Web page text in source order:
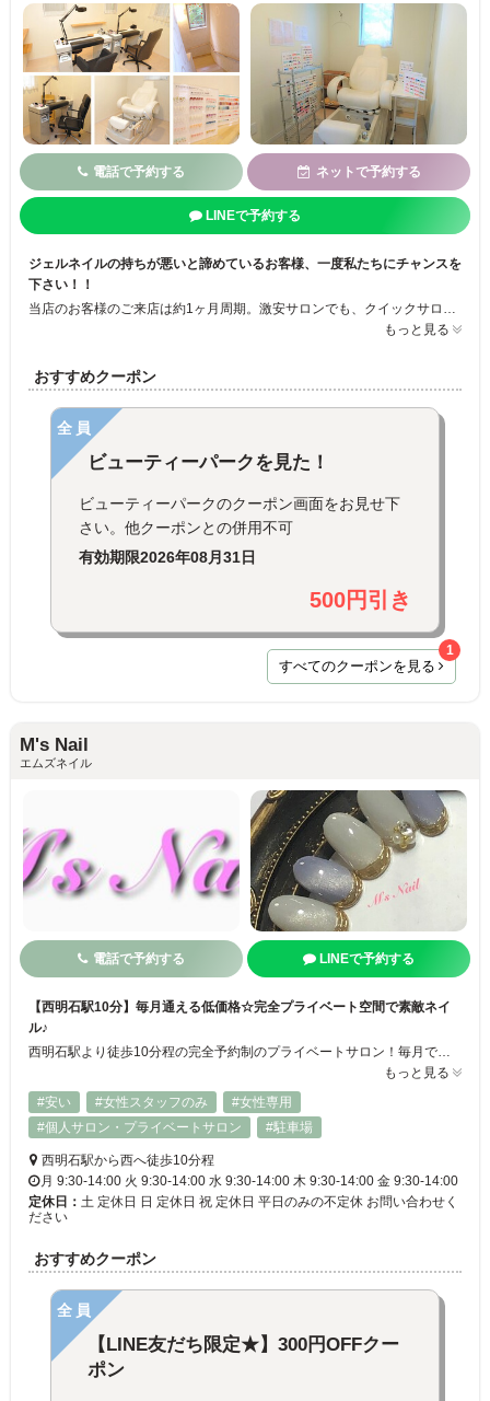
電話で予約する ネットで予約する
LINEで予約する
ジェルネイルの持ちが悪いと諦めているお客様、一度私たちにチャンスを
下さい！！
当店のお客様のご来店は約1ヶ月周期。激安サロンでも、クイックサロンではありませんが、化粧品登録された製品をできる限り使い、安心安全を一番に考えています。流行を取り入れつつも品のあるデザインをご用意しております。 他店で3日で取れたお客様も当店のジェルは3週間持ち、状態をみて更に持ちが良くなるように工夫して施術します。できる限りお客様の自爪を大切にしたいと考え、フィルインも積極的に行います。
もっと見る
おすすめクーポン
全員
ビューティーパークを見た！
ビューティーパークのクーポン画面をお見せ下
さい。他クーポンとの併用不可
有効期限2026年08月31日
500円引き
すべてのクーポンを見る
1
M's Nail
エムズネイル
電話で予約する LINEで予約する
【西明石駅10分】毎月通える低価格☆完全プライベート空間で素敵ネイ
ル♪
西明石駅より徒歩10分程の完全予約制のプライベートサロン！毎月でも通えるネイルサロンを目指し、可能な限りの低価格でご提供しています★完全マンツーマン施術で丁寧な仕上がりに♪自宅で出来るケアの仕方もお教えするのできれいな手元が長持ちします◎シンプルなデザインから特別な日用のデザインまでお客様の理想のお手元を叶えます☆
もっと見る
#安い
#女性スタッフのみ
#女性専用
#個人サロン・プライベートサロン
#駐車場
西明石駅から西へ徒歩10分程
月 9:30-14:00 火 9:30-14:00 水 9:30-14:00 木 9:30-14:00 金 9:30-14:00
定休日： 土 定休日 日 定休日 祝 定休日 平日のみの不定休 お問い合わせく
ださい
おすすめクーポン
全員
【LINE友だち限定★】300円OFFクー
ポン